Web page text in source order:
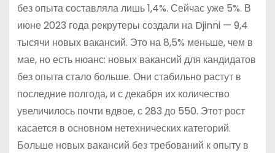
без опыта составляла лишь 1,4%. Сейчас уже 5%. В
июне 2023 года рекрутеры создали на Djinni — 9,4
тысячи новых вакансий. Это на 8,5% меньше, чем в
мае, но есть нюанс: новых вакансий для кандидатов
без опыта стало больше. Они стабильно растут в
последние полгода, и с декабря их количество
увеличилось почти вдвое, с 283 до 550. Этот рост
касается в основном нетехнических категорий.
Больше новых вакансий без требований к опыту в